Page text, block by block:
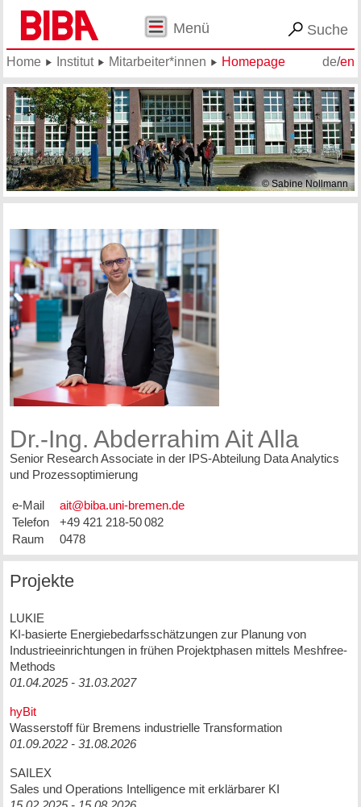
Menü Suche
de/en
Home Institut Mitarbeiter*innen Homepage
© Sabine Nollmann
Dr.-Ing. Abderrahim Ait Alla
Senior Research Associate in der IPS-Abteilung Data Analytics
und Prozessoptimierung
e-Mail
Telefon
+49 421 218-50 082
Raum
0478
Projekte
LUKIE
KI-basierte Energiebedarfsschätzungen zur Planung von
Industrieeinrichtungen in frühen Projektphasen mittels Meshfree-
Methods
01.04.2025 - 31.03.2027
hyBit
Wasserstoff für Bremens industrielle Transformation
01.09.2022 - 31.08.2026
SAILEX
Sales und Operations Intelligence mit erklärbarer KI